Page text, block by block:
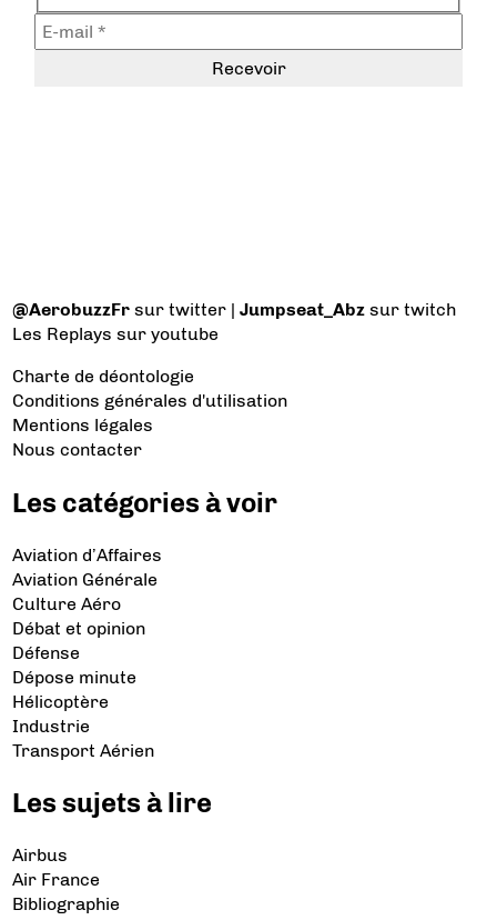
@AerobuzzFr sur twitter |Jumpseat_Abz sur twitch
Les Replays sur youtube
Charte de déontologie
Conditions générales d'utilisation
Mentions légales
Nous contacter
Les catégories à voir
Aviation d’Affaires
Aviation Générale
Culture Aéro
Débat et opinion
Défense
Dépose minute
Hélicoptère
Industrie
Transport Aérien
Les sujets à lire
Airbus
Air France
Bibliographie